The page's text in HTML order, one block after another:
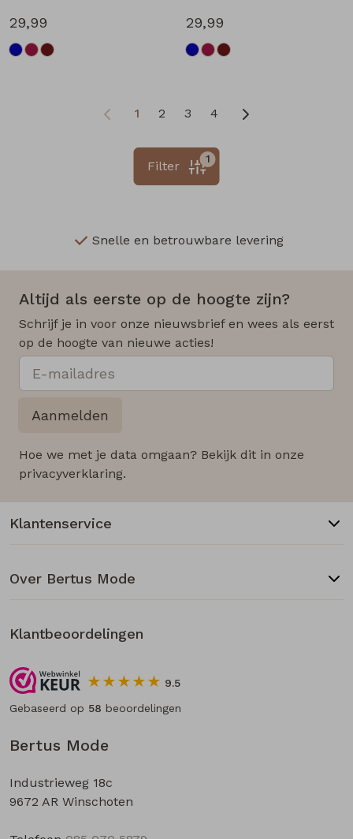
29,99
29,99
1 2 3 4
1
Filter
Snelle en betrouwbare levering
Altijd als eerste op de hoogte zijn?
Schrijf je in voor onze nieuwsbrief en wees als eerst
op de hoogte van nieuwe acties!
Aanmelden
Hoe we met je data omgaan? Bekijk dit in onze
privacyverklaring.
Bertus Mode
Industrieweg 18c
9672 AR Winschoten
Klantenservice
Over Bertus Mode
Klantbeoordelingen
9.5
Gebaseerd op 58 beoordelingen